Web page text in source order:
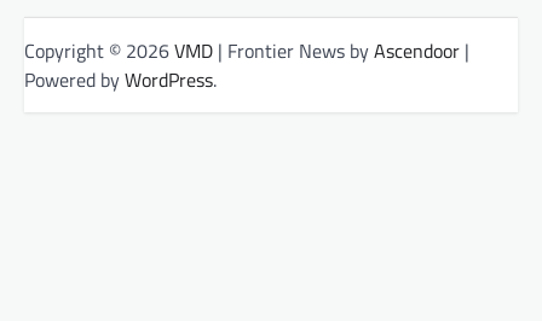
Copyright © 2026VMD | Frontier News byAscendoor |
Powered byWordPress.